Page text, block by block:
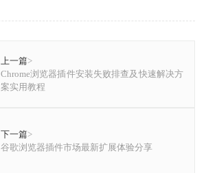
上一篇>
Chrome浏览器插件安装失败排查及快速解决方
案实用教程
下一篇>
谷歌浏览器插件市场最新扩展体验分享